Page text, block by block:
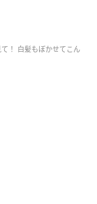
整えること
た。ほどよ
！ 白髪もぼかせてこん